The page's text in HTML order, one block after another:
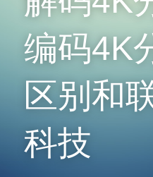
高性能并发
4K融合型多点
电视墙服务器
MCU会控平板
高清分体式终
高清一体式终
4K一体式终端
8K分体式终端
SCM2.0云平台
视频会议设备
视频会议摄像头
全向麦克风
政务行业
集团企业
医疗行业
指挥调度
技术支持
常见问题解答
关于我们
公司简介
人才招聘
☎ 020-
编码4K
区别和
科技